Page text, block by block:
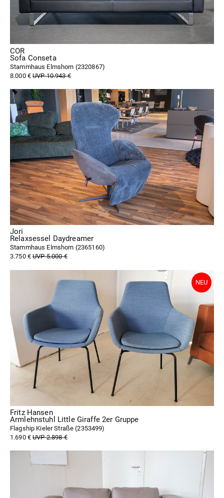
COR
Sofa Conseta
Stammhaus Elmshorn (2320867)
8.000 €UVP 10.943 €
Jori
Relaxsessel Daydreamer
Stammhaus Elmshorn (2365160)
3.750 €UVP 5.000 €
Fritz Hansen
Armlehnstuhl Little Giraffe 2er Gruppe
Flagship Kieler Straße (2353499)
1.690 €UVP 2.898 €